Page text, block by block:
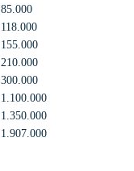
85.000
118.000
155.000
210.000
300.000
1.100.000
1.350.000
1.907.000